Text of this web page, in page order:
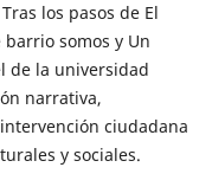
los pasos de El
somos y Un
de la universidad
narrativa,
ciudadana
y sociales.